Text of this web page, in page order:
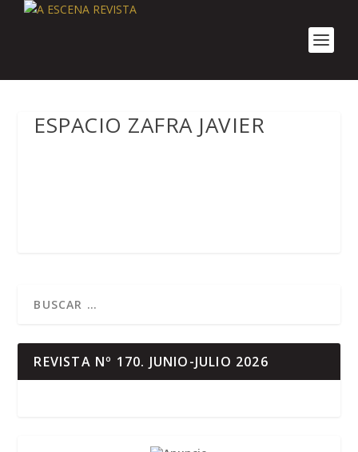
ESPACIO ZAFRA JAVIER
REVISTA Nº 170. JUNIO-JULIO 2026